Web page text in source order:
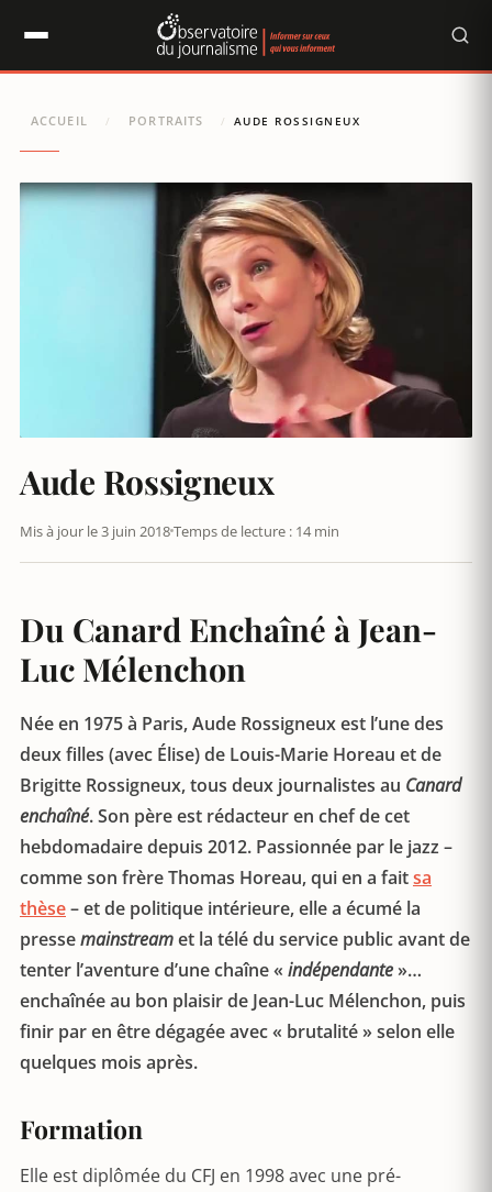
ACCUEIL / PORTRAITS / AUDE ROSSIGNEUX
Aude Rossigneux
Mis à jour le 3 juin 2018Temps de lecture : 14 min
Du Canard Enchaîné à Jean-
Luc Mélenchon
Née en 1975 à Paris, Aude Rossigneux est l’une des
deux filles (avec Élise) de Louis-Marie Horeau et de
Brigitte Rossigneux, tous deux journalistes au Canard
enchaîné. Son père est rédacteur en chef de cet
hebdomadaire depuis 2012. Passionnée par le jazz –
comme son frère Thomas Horeau, qui en a faitsa
thèse– et de politique intérieure, elle a écumé la
pressemainstreamet la télé du service public avant de
tenter l’aventure d’une chaîne « indépendante »…
enchaînée au bon plaisir de Jean-Luc Mélenchon, puis
finir par en être dégagée avec « brutalité » selon elle
quelques mois après.
Formation
Elle est diplômée du CFJ en 1998 avec une pré-
Panneau de gestion des cookies